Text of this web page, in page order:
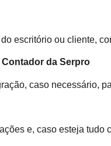
do escritório ou cliente,
da Serpro
caso necessário,
e, caso esteja tudo